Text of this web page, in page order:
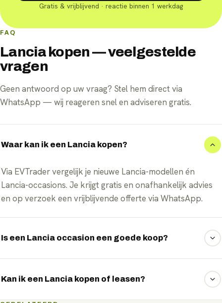
Gratis & vrijblijvend · reactie binnen 1 werkdag
FAQ
Lancia kopen — veelgestelde
vragen
Geen antwoord op uw vraag? Stel hem direct via
WhatsApp — wij reageren snel en adviseren gratis.
Waar kan ik een Lancia kopen?
Via EVTrader vergelijk je nieuwe Lancia-modellen én
Lancia-occasions. Je krijgt gratis en onafhankelijk advies
en op verzoek een vrijblijvende offerte via WhatsApp.
Is een Lancia occasion een goede koop?
Let op de batterijgezondheid (SoH) en het laadgedrag —
Kan ik een Lancia kopen of leasen?